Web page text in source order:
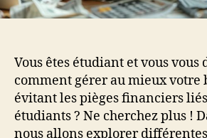
Vous êtes étudiant et vous vous
comment gérer au mieux votre
évitant les pièges financiers
étudiants ? Ne cherchez plus !
nous allons explorer